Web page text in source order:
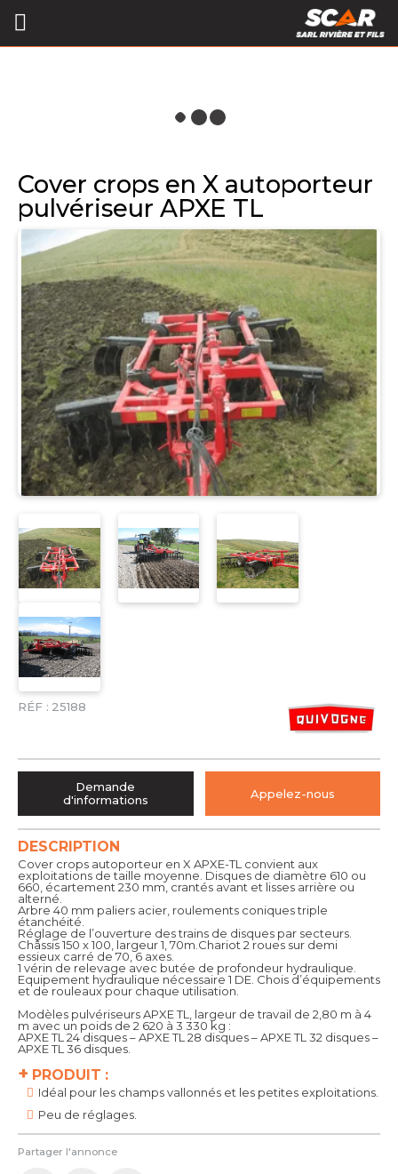
Cover crops en X autoporteur
pulvériseur APXE TL
RÉF : 25188
+ PRODUIT :
Idéal pour les champs vallonnés et les petites exploitations.
Peu de réglages.
Partager l'annonce
DESCRIPTION
Cover crops autoporteur en X APXE-TL convient aux
exploitations de taille moyenne. Disques de diamètre 610 ou
660, écartement 230 mm, crantés avant et lisses arrière ou
alterné.
Arbre 40 mm paliers acier, roulements coniques triple
étanchéité.
Réglage de l’ouverture des trains de disques par secteurs.
Châssis 150 x 100, largeur 1, 70m.Chariot 2 roues sur demi
essieux carré de 70, 6 axes.
1 vérin de relevage avec butée de profondeur hydraulique.
Equipement hydraulique nécessaire 1 DE. Chois d’équipements
et de rouleaux pour chaque utilisation.
Modèles pulvériseurs APXE TL, largeur de travail de 2,80 m à 4
m avec un poids de 2 620 à 3 330 kg :
APXE TL 24 disques – APXE TL 28 disques – APXE TL 32 disques –
APXE TL 36 disques.
Demande
d'informations
Appelez-nous